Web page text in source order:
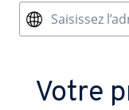
Saisissez
Votre